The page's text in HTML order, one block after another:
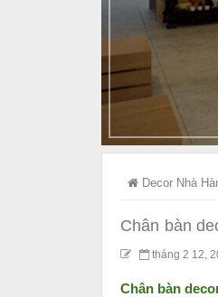
Decor Nhà
Chân bàn
tháng 2 12,
Chân bàn